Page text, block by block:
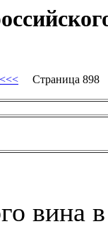
<<< Страница 898
вина в